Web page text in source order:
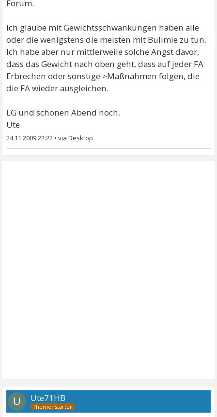
Forum.
Ich glaube mit Gewichtsschwankungen haben alle
oder die wenigstens die meisten mit Bulimie zu tun.
Ich habe aber nur mittlerweile solche Angst davor,
dass das Gewicht nach oben geht, dass auf jeder FA
Erbrechen oder sonstige >Maßnahmen folgen, die
die FA wieder ausgleichen.
LG und schönen Abend noch.
Ute
24.11.2009 22:22 •
U Ute71HB